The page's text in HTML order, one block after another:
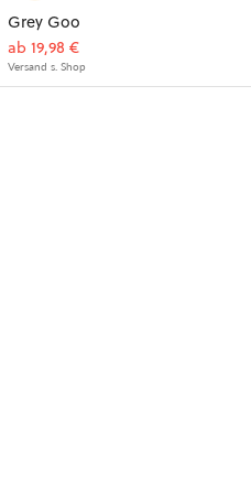
Grey Goo
ab 19,98 €
Versand s. Shop